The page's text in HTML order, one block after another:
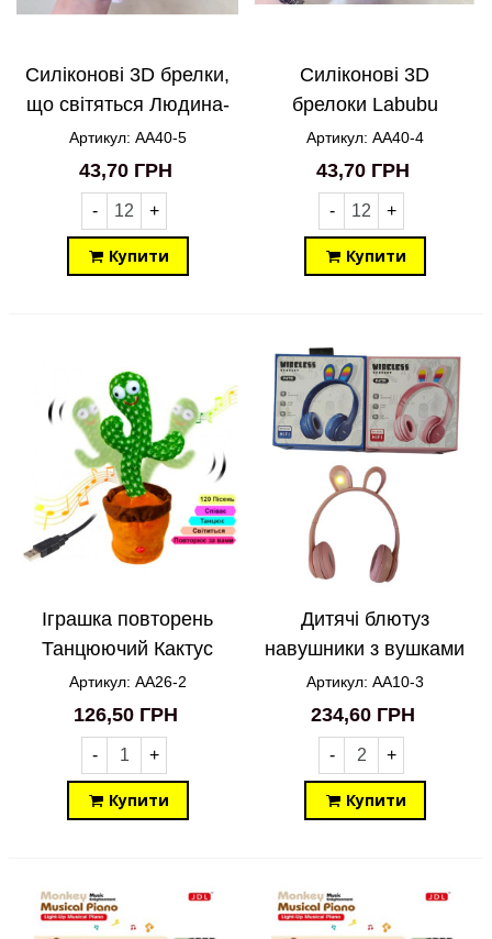
Силіконові 3D брелки,
що світяться Людина-
павук AA40-5
Артикул: AA40-5
43,70 ГРН
- +
Купити
Силіконові 3D
брелоки Labubu
світиться AA40-4
Артикул: AA40-4
43,70 ГРН
- +
Купити
Іграшка повторень
Танцюючий Кактус
музичний AA26-2
Артикул: AA26-2
126,50 ГРН
- +
Купити
Дитячі блютуз
навушники з вушками
кролика P47R AA10-3
Артикул: AA10-3
234,60 ГРН
- +
Купити